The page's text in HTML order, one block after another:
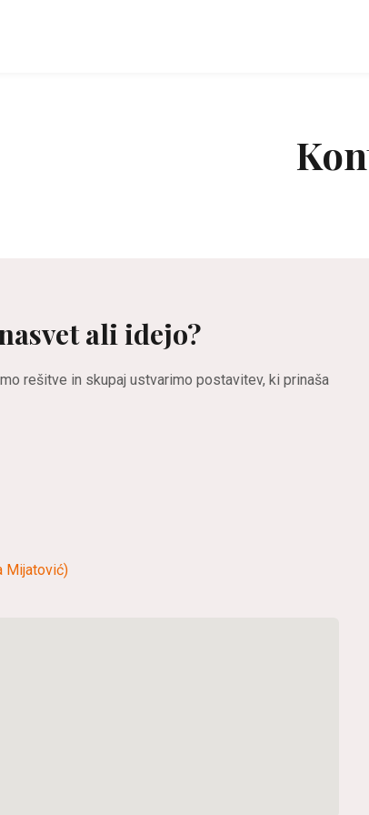
ali idejo?
rešitve in skupaj ustvarimo postavitev, ki prinaša
Mijatović)